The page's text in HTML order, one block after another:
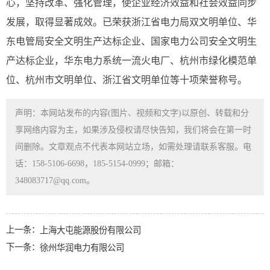
心，坚持改革、强化管理，使企业经济效益和社会效益同步
发展，取得显著成效。已荣获浙江省电力局双文明单位、华
东电管局安全文明生产达标企业、国家电力公司安全文明生
产达标企业，华东电力系统一流火电厂、杭州市绿化模范单
位、杭州市文明单位、浙江省文明单位等十项荣誉称号。
声明：本网站发布的内容(图片、视频和文字)以原创、转载和分
享网络内容为主，如果涉及侵权请尽快告知，我们将会在第一时
间删除。文章观点不代表本网站立场，如需处理请联系客服。电
话：158-5106-6698，185-5154-0999；邮箱：
348083717@qq.com。
上一条：
上海大屯能源股份有限公司
下一条： 徐州华润电力有限公司